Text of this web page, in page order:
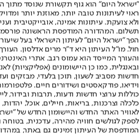
"ישראל היום" הוא גוף תקשורת שנוסד מתוך
ראוי לעיתונות טובה יותר, מאוזנת יותר
ולא צועקת. עיתונות אמינה, אובייקטיבית
הפך "ישראל היום" לעיתון הישראלי בעל
חול. מו"ל העיתון היא ד"ר מרים אדלסון.
והעורך המייסד הוא עמוס רגב. אתרי
חדשות מסביב לשעון, תוכן בלעדי, מבזקים
וידיאו, פודקאסטים ושידורים חיים.
כוללות ערוצי חדשות ודעות, תרבות ובידור,
לאוויר האתר החדש והיישומון החדש של
לספק לגולשים חוויה מהירה, עדכנית, בטוחה
המודפסת של העיתון זמינים גם באתר,